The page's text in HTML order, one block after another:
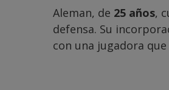
Aleman, de 25 años,
defensa. Su
con una jugadora